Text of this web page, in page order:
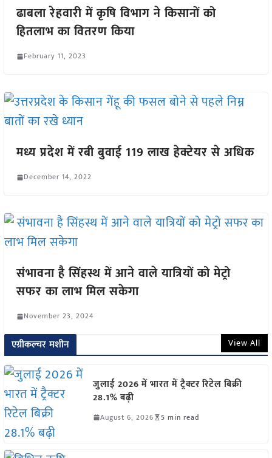
ढाबला रेहवारी में कृषि विभाग ने किसानों को
हितलाभ का वितरण किया
February 11, 2023
मध्य प्रदेश में रबी बुवाई 119 लाख हेक्टेयर से अधिक
December 14, 2022
संभावना है सिंहस्थ में आने वाले यात्रियों को मेट्रो
सफर का लाभ मिल सकेगा
November 23, 2024
एग्रीकल्चर मशीन View All
जुलाई 2026 में भारत में ट्रैक्टर रिटेल बिक्री
28.1% बढ़ी
August 6, 2026 5 min read